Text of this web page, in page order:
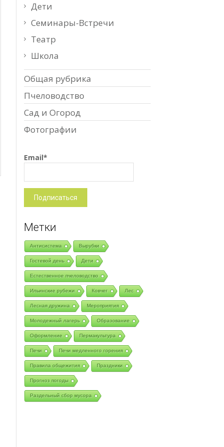
Дети
Семинары-Встречи
Театр
Школа
Общая рубрика
Пчеловодство
Сад и Огород
Фотографии
Email*
Метки
Антисистема Вырубки
Гостевой день Дети
Естественное пчеловодство
Ильинские рубежи Ковчег Лес
Лесная дружина Мероприятия
Молодежный лагерь Образование
Оформление Пермакультура
Печи Печи медленного горения
Правила общежития Праздники
Прогноз погоды
Раздельный сбор мусора